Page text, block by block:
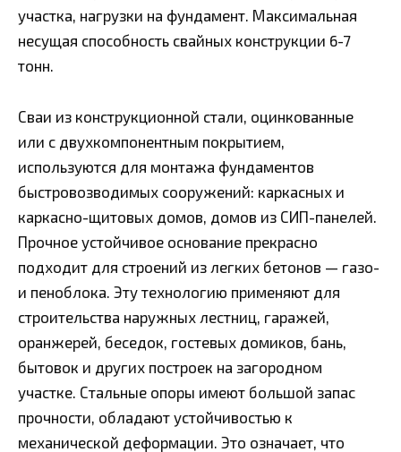
участка, нагрузки на фундамент. Максимальная
несущая способность свайных конструкции 6-7
тонн.
Сваи из конструкционной стали, оцинкованные
или с двухкомпонентным покрытием,
используются для монтажа фундаментов
быстровозводимых сооружений: каркасных и
каркасно-щитовых домов, домов из СИП-панелей.
Прочное устойчивое основание прекрасно
подходит для строений из легких бетонов — газо-
и пеноблока. Эту технологию применяют для
строительства наружных лестниц, гаражей,
оранжерей, беседок, гостевых домиков, бань,
бытовок и других построек на загородном
участке. Стальные опоры имеют большой запас
прочности, обладают устойчивостью к
механической деформации. Это означает, что